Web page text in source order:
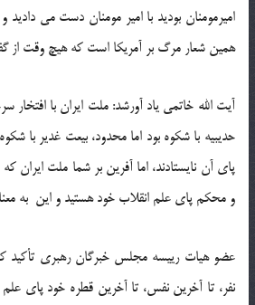
امیرمومنان بودید با امیر مومنان دست می دادید
همین شعار مرگ بر آمریکا است که هیچ وقت از
آیت الله خاتمی یاد آورشد: ملت ایران با افتخار
حدیبیه با شکوه بود اما محدود، بیعت غدیر با
و محکم پای علم انقلاب خود هستید و این به
عضو هیات رییسه مجلس خبرگان رهبری تأکید
نفر، تا آخرین نفس، تا آخرین قطره خود پای